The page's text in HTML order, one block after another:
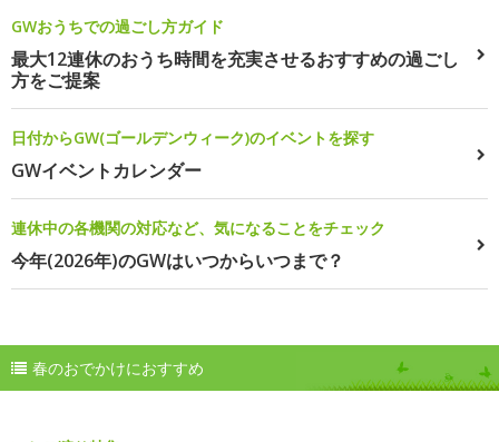
GWおうちでの過ごし方ガイド
最大12連休のおうち時間を充実させるおすすめの過ごし
方をご提案
日付からGW(ゴールデンウィーク)のイベントを探す
GWイベントカレンダー
連休中の各機関の対応など、気になることをチェック
今年(2026年)のGWはいつからいつまで？
春のおでかけにおすすめ